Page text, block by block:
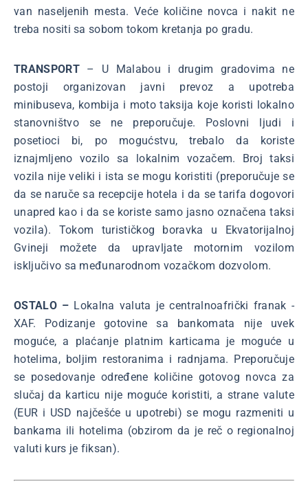
van naseljenih mesta. Veće količine novca i nakit ne
treba nositi sa sobom tokom kretanja po gradu.
TRANSPORT– U Malabou i drugim gradovima ne
postoji organizovan javni prevoz a upotreba
minibuseva, kombija i moto taksija koje koristi lokalno
stanovništvo se ne preporučuje. Poslovni ljudi i
posetioci bi, po mogućstvu, trebalo da koriste
iznajmljeno vozilo sa lokalnim vozačem. Broj taksi
vozila nije veliki i ista se mogu koristiti (preporučuje se
da se naruče sa recepcije hotela i da se tarifa dogovori
unapred kao i da se koriste samo jasno označena taksi
vozila). Tokom turističkog boravka u Ekvatorijalnoj
Gvineji možete da upravljate motornim vozilom
isključivo sa međunarodnom vozačkom dozvolom.
OSTALO – Lokalna valuta je centralnoafrički franak -
XAF. Podizanje gotovine sa bankomata nije uvek
moguće, a plaćanje platnim karticama je moguće u
hotelima, boljim restoranima i radnjama. Preporučuje
se posedovanje određene količine gotovog novca za
slučaj da karticu nije moguće koristiti, a strane valute
(EUR i USD najčešće u upotrebi) se mogu razmeniti u
bankama ili hotelima (obzirom da je reč o regionalnoj
valuti kurs je fiksan).